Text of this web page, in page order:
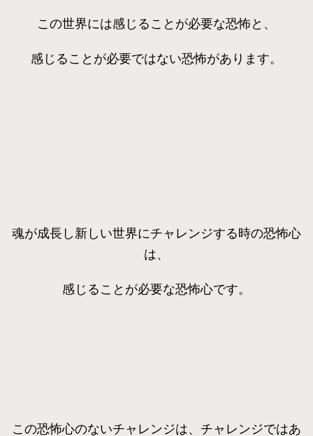
この世界には感じることが必要な恐怖と、
感じることが必要ではない恐怖があります。
魂が成長し新しい世界にチャレンジする時の恐怖心
は、
感じることが必要な恐怖心です。
この恐怖心のないチャレンジは、チャレンジではあ